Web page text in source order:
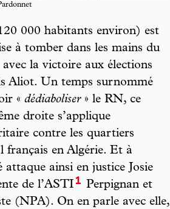
000 habitants environ) est
à tomber dans les mains du
la victoire aux élections
Aliot. Un temps surnommé
« dédiaboliser» le RN, ce
droite s’applique
contre les quartiers
français en Algérie. Et à
ainsi en justice Josie
de l’ASTI1 Perpignan et
(NPA). On en parle avec elle,